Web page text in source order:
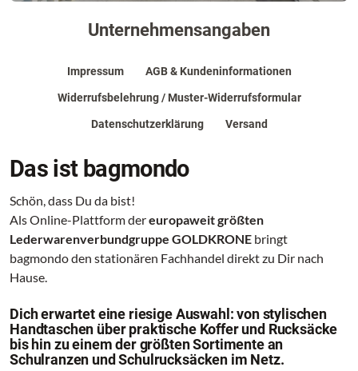
Unternehmensangaben
Impressum AGB & Kundeninformationen
Widerrufsbelehrung / Muster-Widerrufsformular
Datenschutzerklärung Versand
Das ist bagmondo
Schön, dass Du da bist!
Als Online-Plattform dereuropaweit größten
Lederwarenverbundgruppe GOLDKRONE bringt
bagmondo den stationären Fachhandel direkt zu Dir nach
Hause.
Dich erwartet eine riesige Auswahl: von stylischen
Handtaschen über praktische Koffer und Rucksäcke
bis hin zu einem der größten Sortimente an
Schulranzen und Schulrucksäcken im Netz.